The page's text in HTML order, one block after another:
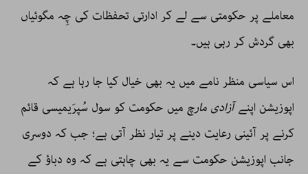
معاملے پر حکومتی سے لے کر ادارتی تحفظات کی چِہ مگوئیاں
بھی گردش کر رہی ہیں۔
اس سیاسی منظر نامے میں یہ بھی خیال کیا جا رہا ہے کہ
اپوزیشن اپنےآزادی مارچ میں حکومت کو سول سُپرَیمیسی قائم
کرنے پر آئینی رعایت دینے پر تیار نظر آتی ہے؛ جب کہ دوسری
جانب اپوزیشن حکومت سے یہ بھی چاہتی ہے کہ وہ دباؤ کے